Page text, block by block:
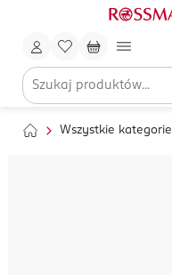
Wszystkie kategorie